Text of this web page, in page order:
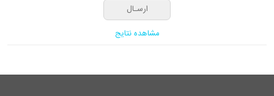
مشاهده نتایج